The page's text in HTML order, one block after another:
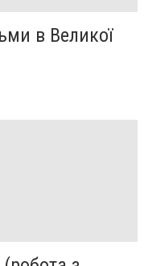
в Великої